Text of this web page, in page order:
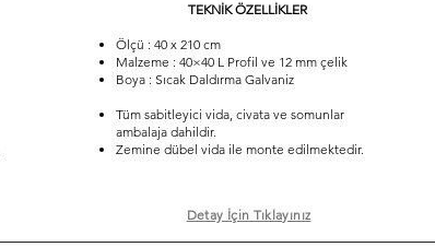
TEKNİK ÖZELLİKLER
Ölçü : 40 x 210 cm
Malzeme : 40×40 L Profil ve 12 mm çelik
Boya : Sıcak Daldırma Galvaniz
Tüm sabitleyici vida, civata ve somunlar
ambalaja dahildir.
Zemine dübel vida ile monte edilmektedir.
Detay İçin Tıklayınız